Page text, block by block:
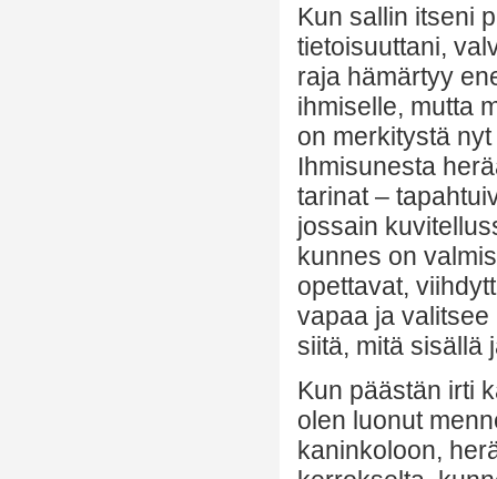
Kun sallin itseni
tietoisuuttani,
raja hämärtyy
ihmiselle, mutta
on merkitystä
Ihmisunesta
tarinat –
jossain
kunnes on
opettavat,
vapaa ja
siitä, mitä sisällä
Kun päästän irti
olen luonut
kaninkoloon,